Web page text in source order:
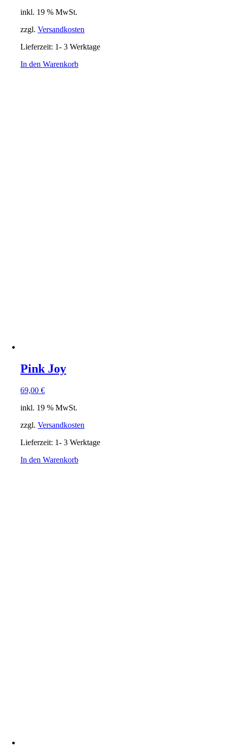
inkl. 19 % MwSt.
zzgl. Versandkosten
Lieferzeit: 1- 3 Werktage
In den Warenkorb
Pink Joy
69,00 €
inkl. 19 % MwSt.
zzgl. Versandkosten
Lieferzeit: 1- 3 Werktage
In den Warenkorb